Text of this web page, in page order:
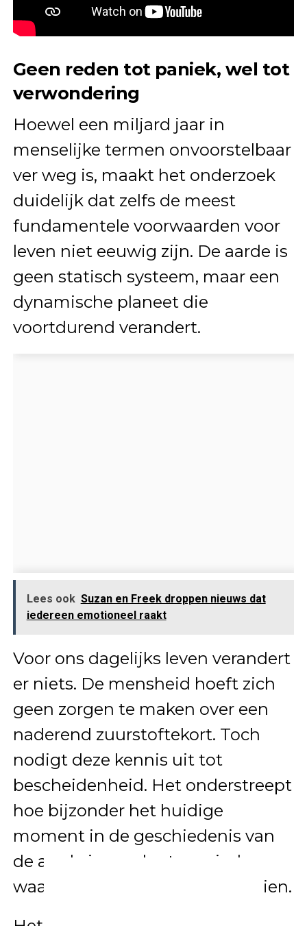
Geen reden tot paniek, wel tot
verwondering
Hoewel een miljard jaar in
menselijke termen onvoorstelbaar
ver weg is, maakt het onderzoek
duidelijk dat zelfs de meest
fundamentele voorwaarden voor
leven niet eeuwig zijn. De aarde is
geen statisch systeem, maar een
dynamische planeet die
voortdurend verandert.
Lees ook Suzan en Freek droppen nieuws dat
iedereen emotioneel raakt
Voor ons dagelijks leven verandert
er niets. De mensheid hoeft zich
geen zorgen te maken over een
naderend zuurstoftekort. Toch
nodigt deze kennis uit tot
bescheidenheid. Het onderstreept
hoe bijzonder het huidige
moment in de geschiedenis van
de aarde is: een korte periode
waarin complex leven kan bloeien.